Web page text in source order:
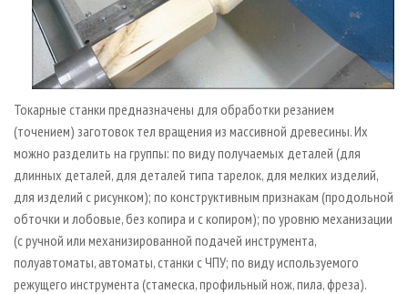
Токарные станки предназначены для обработки резанием
(точением) заготовок тел вращения из массивной древесины. Их
можно разделить на группы: по виду получаемых деталей (для
длинных деталей, для деталей типа тарелок, для мелких изделий,
для изделий с рисунком); по конструктивным признакам (продольной
обточки и лобовые, без копира и с копиром); по уровню механизации
(с ручной или механизированной подачей инструмента,
полуавтоматы, автоматы, станки с ЧПУ; по виду используемого
режущего инструмента (стамеска, профильный нож, пила, фреза).